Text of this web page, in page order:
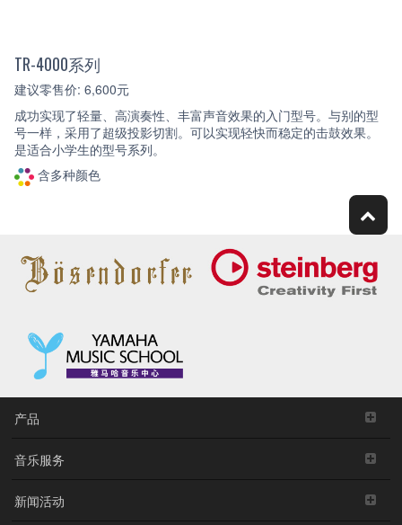
TR-4000系列
建议零售价: 6,600元
成功实现了轻量、高演奏性、丰富声音效果的入门型号。与别的型
号一样，采用了超级投影切割。可以实现轻快而稳定的击鼓效果。
是适合小学生的型号系列。
含多种颜色
产品
音乐服务
新闻活动